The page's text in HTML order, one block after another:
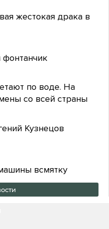
жестокая драка в
фонтанчик
по воде. На
со всей страны
Кузнецов
всмятку